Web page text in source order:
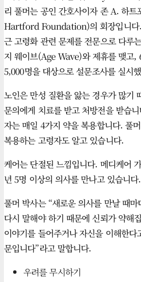
리 풀머는 공인 간호사이자 존 A. 하
Hartford Foundation)의 회장입니다.
근 고령화 관련 문제를 전문으로 다루
지 웨이브(Age Wave)와 제휴를 맺고,
5,000명을 대상으로 설문조사를 실시
노인은 만성 질환을 앓는 경우가 많기
문의에게 치료를 받고 처방전을 받습
자는 매일 4가지 약을 복용합니다. 풀
복용하는 고령자도 알고 있습니다.
케어는 단절된 느낌입니다. 메디케어
년 5명 이상의 의사를 만나고 있습니다.
풀머 박사는 “새로운 의사를 만날 때
다시 말해야 하기 때문에 신뢰가 약해
이야기를 들어주거나 자신을 이해한다
문입니다”라고 말합니다.
우려를 무시하기